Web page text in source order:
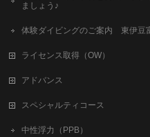
ましょう♪
体験ダイビングのご案内 東伊豆
ライセンス取得（OW）
アドバンス
スペシャルティコース
中性浮力（PPB）